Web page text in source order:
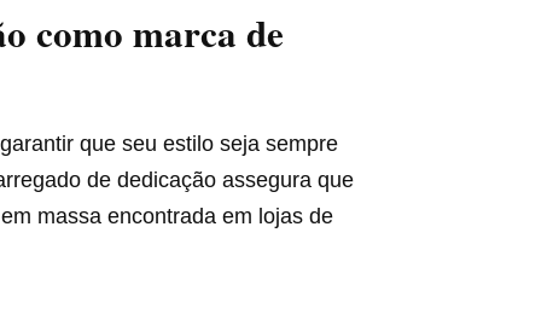
como marca de
que seu estilo seja sempre
de dedicação assegura que
massa encontrada em lojas de